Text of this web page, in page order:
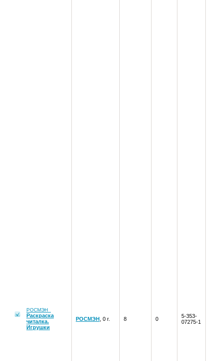
РОСМЭН
Раскраска
читалка.
Игрушки
РОСМЭН , 0 г. 8 0
5-353-
07275-1